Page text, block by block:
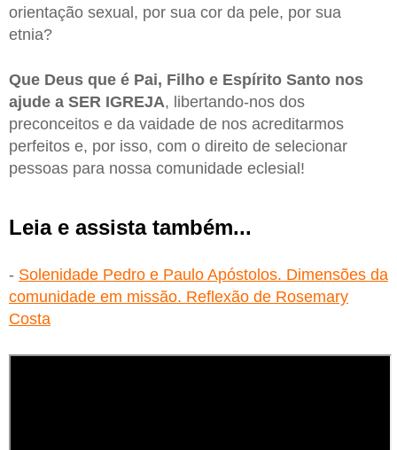
orientação sexual, por sua cor da pele, por sua
etnia?
Que Deus que é Pai, Filho e Espírito Santo nos
ajude a SER IGREJA, libertando-nos dos
preconceitos e da vaidade de nos acreditarmos
perfeitos e, por isso, com o direito de selecionar
pessoas para nossa comunidade eclesial!
Leia e assista também...
- Solenidade Pedro e Paulo Apóstolos. Dimensões da
comunidade em missão. Reflexão de Rosemary
Costa